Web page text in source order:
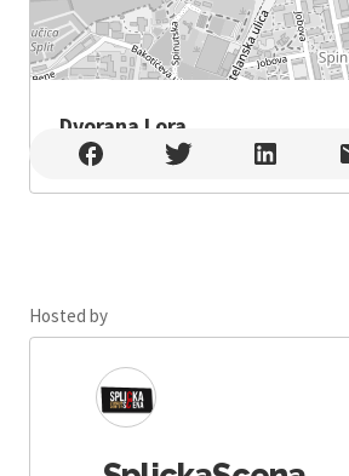
Dvorana Lora
Dvorana Lora , Split
Hosted by